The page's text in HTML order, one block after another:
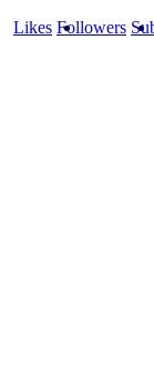
Likes Followers